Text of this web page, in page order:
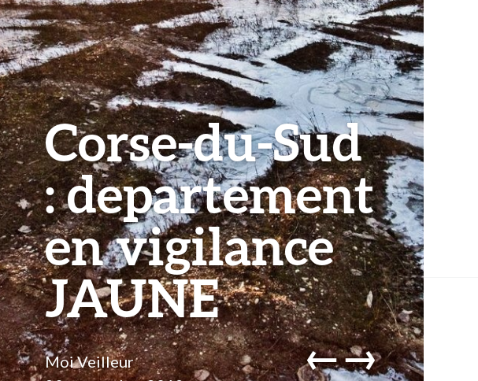
Corse-du-Sud
: departement
en vigilance
JAUNE
Moi Veilleur
←→